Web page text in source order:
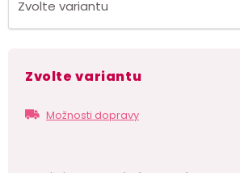
Zvolte variantu
Možnosti dopravy